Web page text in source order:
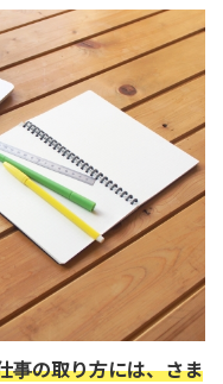
事の取り方には、さま